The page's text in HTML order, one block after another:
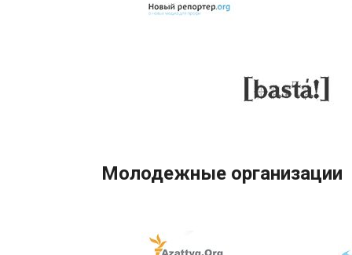
Молодежные организации